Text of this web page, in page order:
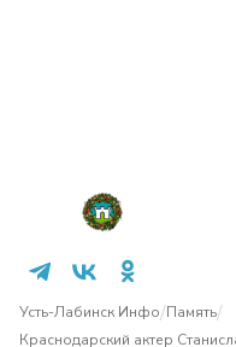
Усть-Лабинск Инфо/Память/
Краснодарский актер